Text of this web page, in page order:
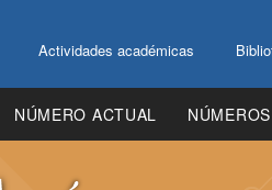
Actividades académicas
NÚMERO ACTUAL